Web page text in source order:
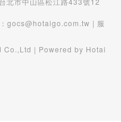
gocs@hotaigo.com.tw | 服
| Powered by Hotai